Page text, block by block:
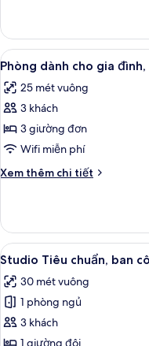
2
phòng
ngủ,
ban
công
(4
people)
Phòng
dành
cho
đình,
2
ngủ,
ban
(4
Xem
tất
cả
ảnh
Phòng
dành
cho
gia
2
phòng
ngủ,
ban
công
(3
people)
10
Phòng dành cho gia
25 mét vuông
3 khách
3 giường đơn
Wifi miễn phí
Xem thêm chi tiết
Chi
Phòng
dành
cho
đình,
2
phòng
ngủ,
ban
Xem
tất
cả
ảnh
Studio
Tiêu
10
Studio Tiêu chuẩn, ban
30 mét vuông
1 phòng ngủ
3 khách
1 giường đôi